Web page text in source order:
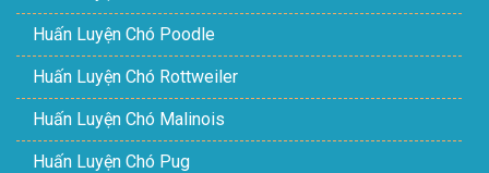
Huấn Luyện Chó Poodle
Huấn Luyện Chó Rottweiler
Huấn Luyện Chó Malinois
Huấn Luyện Chó Pug